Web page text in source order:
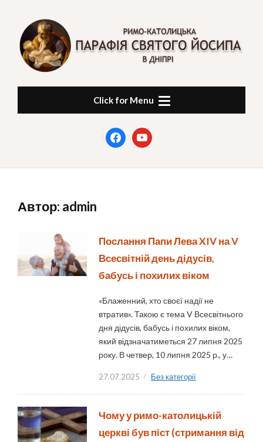
content
ПАРАФІЯ СВЯТОГО
ЙОСИПА
Click for Menu
facebookyoutube
Автор: admin
Послання Папи Лева XIV на V
Всесвітній день дідусів,
бабусь і похилих віком
«Блаженний, хто своєї надії не
втратив». Такою є тема V Всесвітнього
дня дідусів, бабусь і похилих віком,
який відзначатиметься 27 липня 2025
року. В четвер, 10 липня 2025 р., у…
27.07.2025 Без категорії
Чому у римо-католицькій
церкві був піст (стримання від